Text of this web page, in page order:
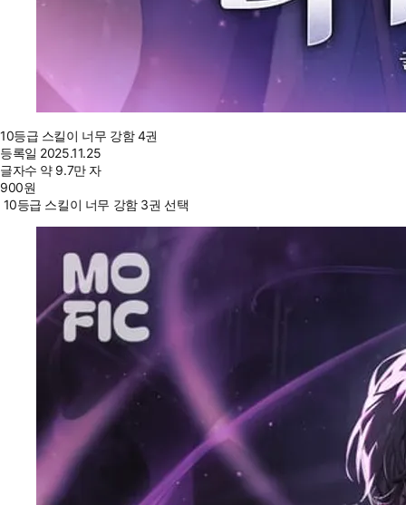
10등급 스킬이 너무 강함 4권
등록일 2025.11.25
글자수 약 9.7만 자
900원
10등급 스킬이 너무 강함 3권 선택